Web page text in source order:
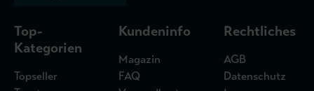
Top-
Kategorien
Topseller
Kundeninfo
Magazin
FAQ
Rechtliches
AGB
Datenschutz